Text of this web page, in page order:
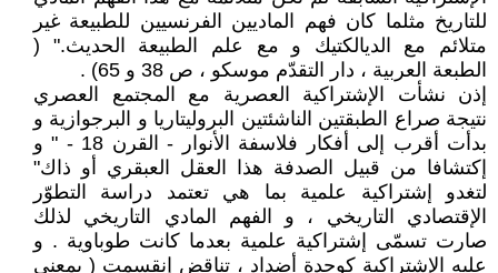
للتاريخ مثلما كان فهم الماديين الفرنسيين للطبيعة غير
متلائم مع الديالكتيك و مع علم الطبيعة الحديث." (
الطبعة العربية ، دار التقدّم موسكو ، ص 38 و 65) .
إذن نشأت الإشتراكية العصرية مع المجتمع العصري
نتيجة صراع الطبقتين الناشئتين البروليتاريا و البرجوازية و
بدأت أقرب إلى أفكار فلاسفة الأنوار - القرن 18 - " و
إكتشافا من قبيل الصدفة هذا العقل العبقري أو ذاك"
لتغدو إشتراكية علمية بما هي تعتمد دراسة التطوّر
الإقتصادي التاريخي ، و الفهم المادي التاريخي لذلك
صارت تسمّى إشتراكية علمية بعدما كانت طوباوية . و
عليه الإشتراكية كوحدة أضداد ، تناقض إنقسمت ( بمعنى